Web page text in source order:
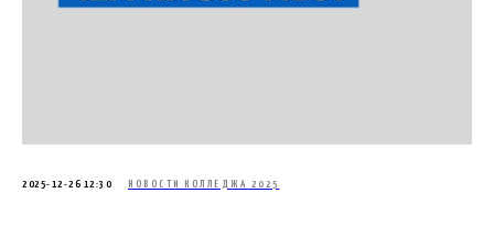
2025-12-26 12:30 НОВОСТИ КОЛЛЕДЖА 2025